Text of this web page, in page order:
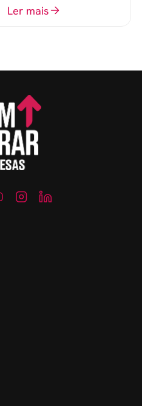
o perfil do profissional e
Ler mais